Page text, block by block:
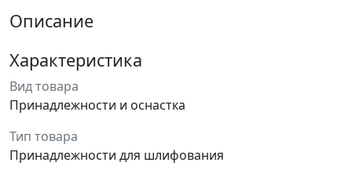
Описание
Характеристика
Вид товара
Принадлежности и оснастка
Тип товара
Принадлежности для шлифования